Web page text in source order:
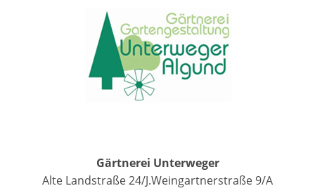
Gärtnerei Unterweger
Alte Landstraße 24/J.Weingartnerstraße 9/A